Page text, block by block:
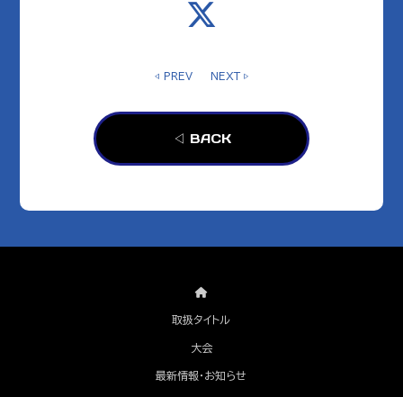
◁ PREV NEXT ▷
◁ BACK
取扱タイトル
大会
最新情報・お知らせ